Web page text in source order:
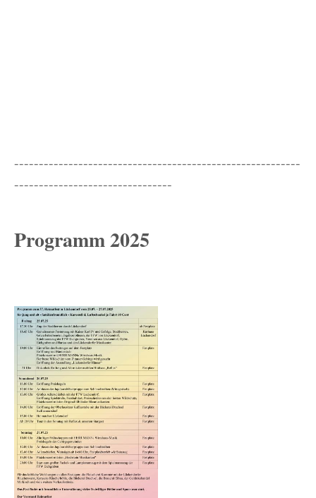
----------------------------------------------------------
--------------------------------
Programm 2025